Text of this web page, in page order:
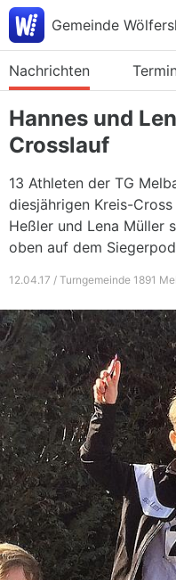
Gemeinde
Nachrichten
Hannes und
Crosslauf
13 Athleten der TG
diesjährigen Kreis-
Heßler und Lena Müller
oben auf dem
12.04.17 / Turngemeinde 1891